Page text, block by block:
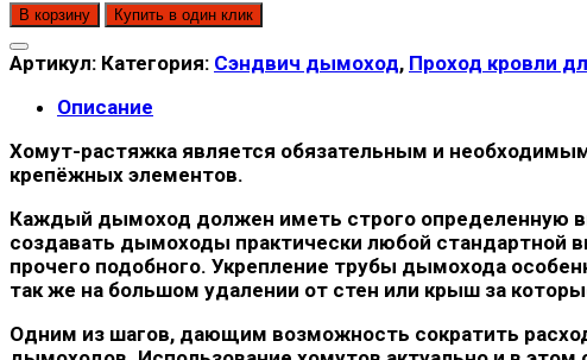
В корзину Купить в один клик
Артикул: Категория: Сэндвич дымоход, Проход кровли
Описание
Хомут-растяжка является обязательным и
крепёжных элементов.
Каждый дымоход должен иметь строго определенную
создавать дымоходы практически любой стандартной
прочего подобного. Укрепление трубы дымохода
так же на большом удалении от стен или крыш за
Одним из шагов, дающим возможность сократить